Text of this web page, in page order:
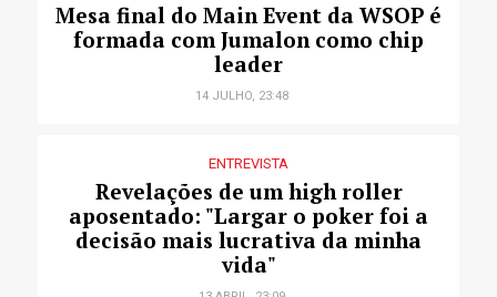
Mesa final do Main Event da WSOP é
formada com Jumalon como chip
leader
14 JULHO, 23:48
ENTREVISTA
Revelações de um high roller
aposentado: "Largar o poker foi a
decisão mais lucrativa da minha
vida"